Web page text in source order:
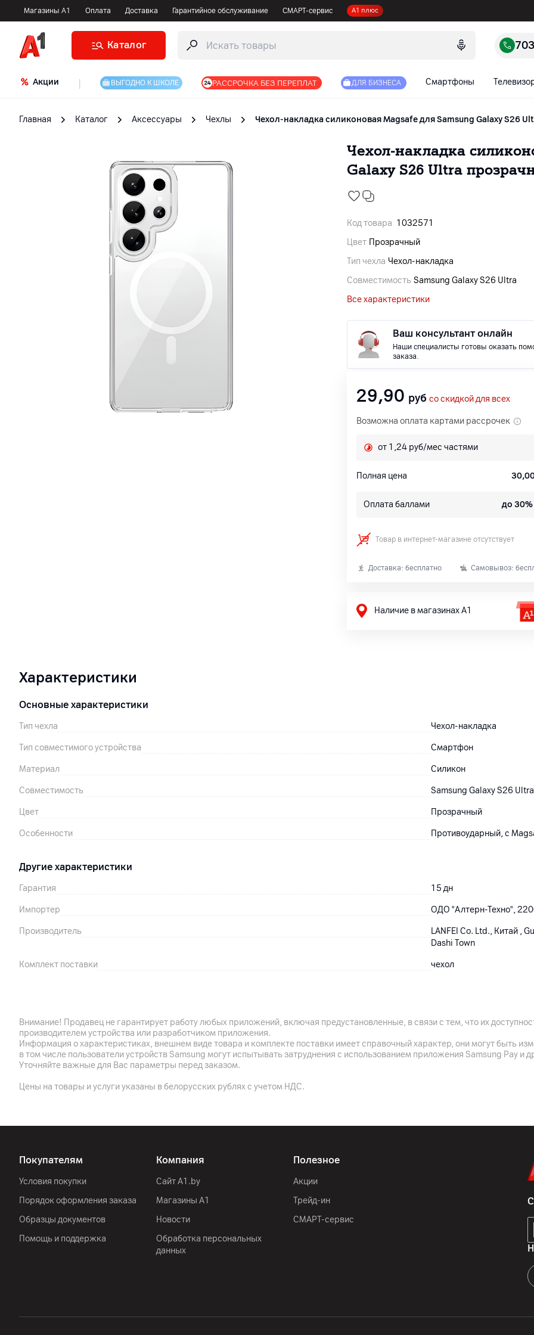
Магазины А1 Оплата Доставка Гарантийное обслуживание СМАРТ-сервис А1 плюс
Каталог
Акции ВЫГОДНО К ШКОЛЕ РАССРОЧКА БЕЗ ПЕРЕПЛАТ ДЛЯ БИЗНЕСА Смартфоны
Главная Каталог Аксессуары Чехлы Чехол-накладка силиконовая Magsafe для Samsung Galaxy S26
Чехол-накладка
Galaxy S26 Ultra
Код товара 1032571
Цвет Прозрачный
Тип чехла Чехол-накладка
Совместимость Samsung Galaxy S26 Ultra
Все характеристики
Ваш консультант онлайн
Наши специалисты готовы оказать
заказа.
29,90 руб со скидкой для всех
Возможна оплата картами рассрочек
от 1,24 руб/мес частями
Полная цена
Оплата баллами до 30%
Товар в интернет-магазине отсутствует
Доставка: бесплатно Самовывоз:
Наличие в магазинах А1
Характеристики
Основные характеристики
Тип чехла Чехол-накладка
Тип совместимого устройства Смартфон
Материал Силикон
Совместимость Samsung Galaxy S26 Ultra
Цвет Прозрачный
Особенности Противоударный, с
Другие характеристики
Гарантия 15дн
Импортер ОДО "Алтерн-Техно",
Производитель
LANFEI Co. Ltd., Китай ,
Dashi Town
Комплект поставки чехол
Внимание! Продавец не гарантирует работу любых приложений, включая предустановленные, в связи с тем, что их
производителем устройства или разработчиком приложения.
Информация о характеристиках, внешнем виде товара и комплекте поставки имеет справочный характер, они могут быть
в том числе пользователи устройств Samsung могут испытывать затруднения с использованием приложения Samsung Pay и
Уточняйте важные для Вас параметры перед заказом.
Цены на товары и услуги указаны в белорусских рублях с учетом НДС.
Покупателям
Условия покупки
Порядок оформления заказа
Образцы документов
Помощь и поддержка
Компания
Сайт A1.by
Магазины А1
Новости
Обработка персональных
данных
Полезное
Акции
Трейд-ин
СМАРТ-сервис